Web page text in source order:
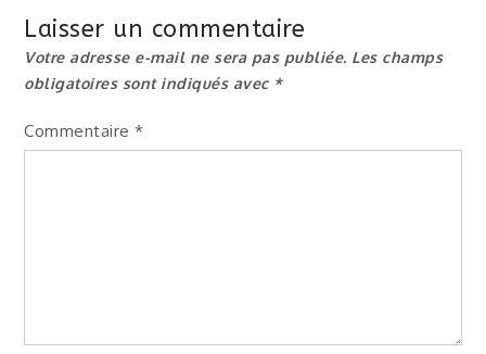
l’article
Laisser un commentaire
Votre adresse e-mail ne sera pas publiée. Les champs
obligatoires sont indiqués avec *
Commentaire*